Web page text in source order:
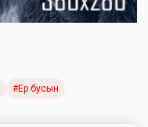
#Ер бусын